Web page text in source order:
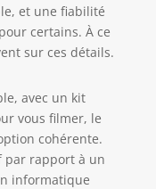
et une fiabilité
certains. À ce
sur ces détails.
avec un kit
vous filmer, le
cohérente.
par rapport à un
informatique